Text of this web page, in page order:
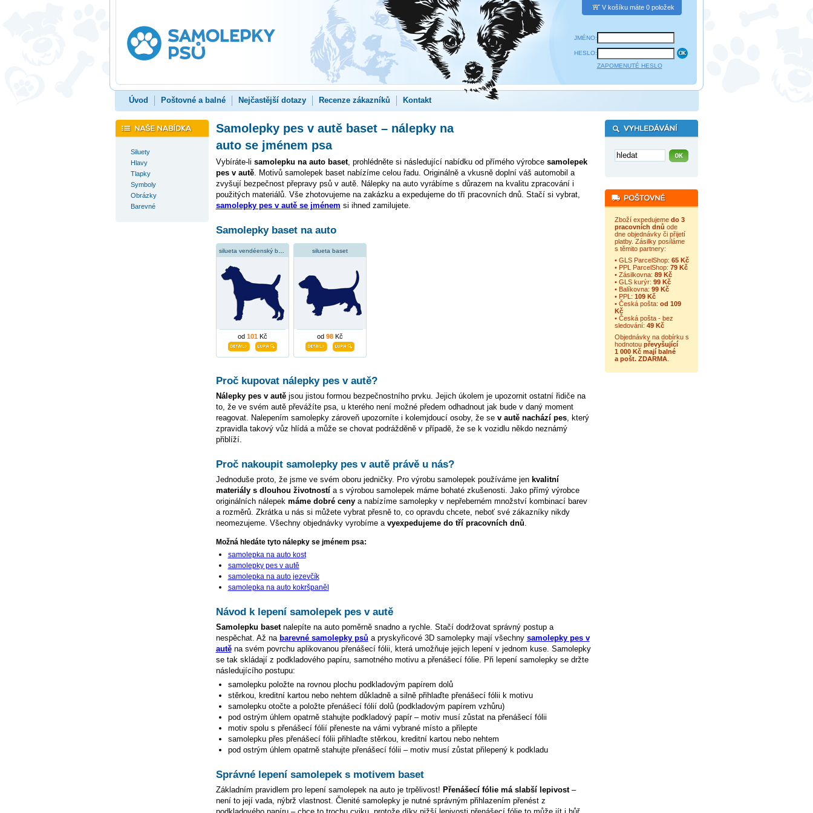
V košíku máte 0 položek
JMÉNO:
HESLO:
ZAPOMENUTÉ HESLO
Úvod Poštovné a balné Nejčastější dotazy Recenze zákazníků Kontakt
Siluety
Hlavy
Tlapky
Symboly
Obrázky
Barevné
Samolepky pes v autě baset – nálepky na
auto se jménem psa
Vybíráte-li samolepku na auto baset, prohlédněte si následující nabídku od přímého výrobce samolepek
pes v autě. Motivů samolepek baset nabízíme celou řadu. Originálně a vkusně doplní váš automobil a
zvyšují bezpečnost přepravy psů v autě. Nálepky na auto vyrábíme s důrazem na kvalitu zpracování i
použitých materiálů. Vše zhotovujeme na zakázku a expedujeme do tří pracovních dnů. Stačí si vybrat,
samolepky pes v autě se jménem si ihned zamilujete.
Samolepky baset na auto
od 101Kč
silueta baset
od 98Kč
Proč kupovat nálepky pes v autě?
Nálepky pes v autějsou jistou formou bezpečnostního prvku. Jejich úkolem je upozornit ostatní řidiče na
to, že ve svém autě převážíte psa, u kterého není možné předem odhadnout jak bude v daný moment
reagovat. Nalepením samolepky zároveň upozorníte i kolemjdoucí osoby, že se v autě nachází pes, který
zpravidla takový vůz hlídá a může se chovat podrážděně v případě, že se k vozidlu někdo neznámý
přiblíží.
Proč nakoupit samolepky pes v autě právě u nás?
Jednoduše proto, že jsme ve svém oboru jedničky. Pro výrobu samolepek používáme jen kvalitní
materiály s dlouhou životnostía s výrobou samolepek máme bohaté zkušenosti. Jako přímý výrobce
originálních nálepek máme dobré cenya nabízíme samolepky v nepřeberném množství kombinací barev
a rozměrů. Zkrátka u nás si můžete vybrat přesně to, co opravdu chcete, neboť své zákazníky nikdy
neomezujeme. Všechny objednávky vyrobíme a vyexpedujeme do tří pracovních dnů.
Možná hledáte tyto nálepky se jménem psa:
samolepka na auto kost
samolepky pes v autě
samolepka na auto jezevčík
samolepka na auto kokršpaněl
Návod k lepení samolepek pes v autě
Samolepku basetnalepíte na auto poměrně snadno a rychle. Stačí dodržovat správný postup a
nespěchat. Až na barevné samolepky psů a pryskyřicové 3D samolepky mají všechny samolepky pes v
autěna svém povrchu aplikovanou přenášecí fólii, která umožňuje jejich lepení v jednom kuse. Samolepky
se tak skládají z podkladového papíru, samotného motivu a přenášecí fólie. Při lepení samolepky se držte
následujícího postupu:
samolepku položte na rovnou plochu podkladovým papírem dolů
stěrkou, kreditní kartou nebo nehtem důkladně a silně přihlaďte přenášecí fólii k motivu
samolepku otočte a položte přenášecí fólií dolů (podkladovým papírem vzhůru)
pod ostrým úhlem opatrně stahujte podkladový papír – motiv musí zůstat na přenášecí fólii
motiv spolu s přenášecí fólií přeneste na vámi vybrané místo a přilepte
samolepku přes přenášecí fólii přihlaďte stěrkou, kreditní kartou nebo nehtem
pod ostrým úhlem opatrně stahujte přenášecí fólii – motiv musí zůstat přilepený k podkladu
Správné lepení samolepek s motivem baset
Základním pravidlem pro lepení samolepek na auto je trpělivost! Přenášecí fólie má slabší lepivost–
není to její vada, nýbrž vlastnost. Členité samolepky je nutné správným přihlazením přenést z
Zboží expedujeme do 3
pracovních dnů ode
dne objednávky či přijetí
platby. Zásilky posíláme
s těmito partnery:
• GLS ParcelShop: 65 Kč
• PPL ParcelShop: 79 Kč
• Zásilkovna: 89 Kč
• GLS kurýr: 99 Kč
• Balíkovna: 99 Kč
• PPL: 109 Kč
• Česká pošta: od 109
Kč
• Česká pošta - bez
sledování: 49 Kč
Objednávky na dobírku s
hodnotou převyšující
1 000 Kč mají balné
a pošt. ZDARMA.